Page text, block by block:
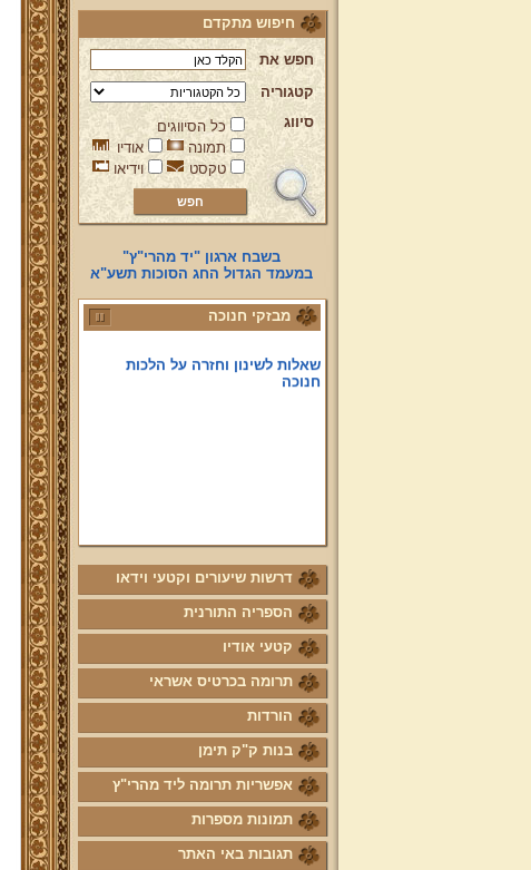
חיפוש מתקדם
חפש את
קטגוריה
סיווג
כל הסיווגים
תמונה
אודיו
טקסט
וידיאו
בשבח ארגון "יד מהרי"ץ"
במעמד הגדול החג הסוכות תשע"א
מבזקי חנוכה
איך אתה מדליק מנורת חנוכה?
סקר חדש בדף הבית!
מאמר הנרות הללו להורדה!
חנוכה
דרשות שיעורים וקטעי וידאו
הספריה התורנית
קטעי אודיו
תרומה בכרטיס אשראי
הורדות
בנות ק"ק תימן
אפשריות תרומה ליד מהרי"ץ
תמונות מספרות
תגובות באי האתר